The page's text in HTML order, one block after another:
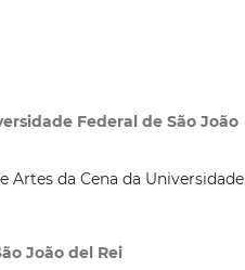
Federal de São João
Artes da Cena da Universidade
João del Rei